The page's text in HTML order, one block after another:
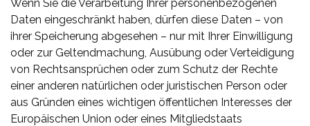
Wenn Sie die Verarbeitung Ihrer personenbezogenen
Daten eingeschränkt haben, dürfen diese Daten – von
ihrer Speicherung abgesehen – nur mit Ihrer Einwilligung
oder zur Geltendmachung, Ausübung oder Verteidigung
von Rechtsansprüchen oder zum Schutz der Rechte
einer anderen natürlichen oder juristischen Person oder
aus Gründen eines wichtigen öffentlichen Interesses der
Europäischen Union oder eines Mitgliedstaats